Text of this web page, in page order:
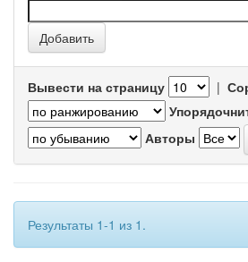
Вывести на страницу |
Авторы
Результаты 1-1 из 1.